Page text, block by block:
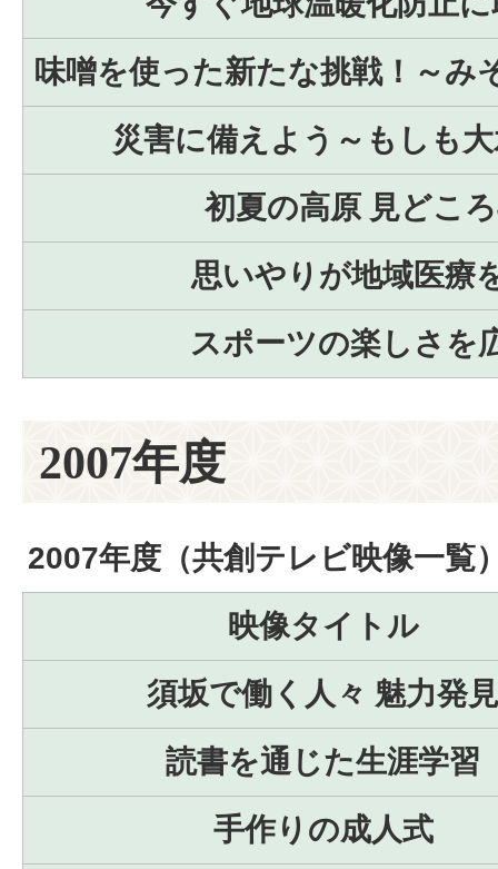
味噌を使った新たな挑戦！～み
災害に備えよう～もしも
初夏の高原 見どこ
思いやりが地域医療
スポーツの楽しさを
2007年度
2007年度（共創テレビ映像一覧
映像タイトル
須坂で働く人々 魅力発見
読書を通じた生涯学習
手作りの成人式